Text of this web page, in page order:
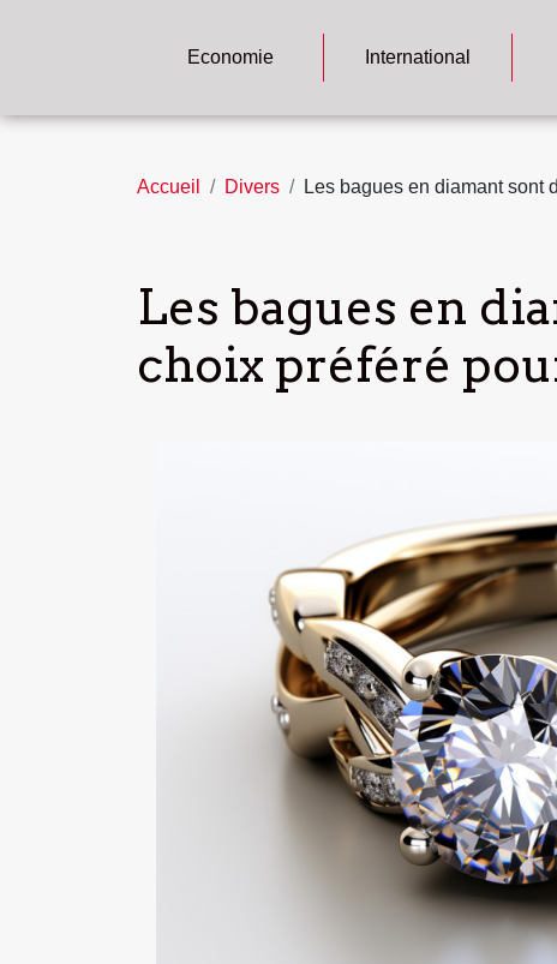
Economie International
Accueil Divers Les bagues en diamant sont
Les bagues en
choix préféré